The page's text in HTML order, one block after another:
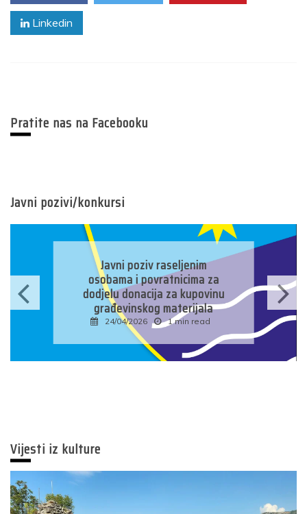
Linkedin
Pratite nas na Facebooku
Javni pozivi/konkursi
Javni poziv raseljenim
osobama i povratnicima za
dodjelu donacija za kupovinu
građevinskog materijala
24/04/2026 1 min read
Vijesti iz kulture